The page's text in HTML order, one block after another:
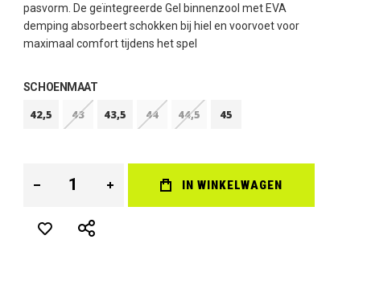
pasvorm. De geïntegreerde Gel binnenzool met EVA
demping absorbeert schokken bij hiel en voorvoet voor
maximaal comfort tijdens het spel
SCHOENMAAT
42,5 43 43,5 44 44,5 45
IN WINKELWAGEN